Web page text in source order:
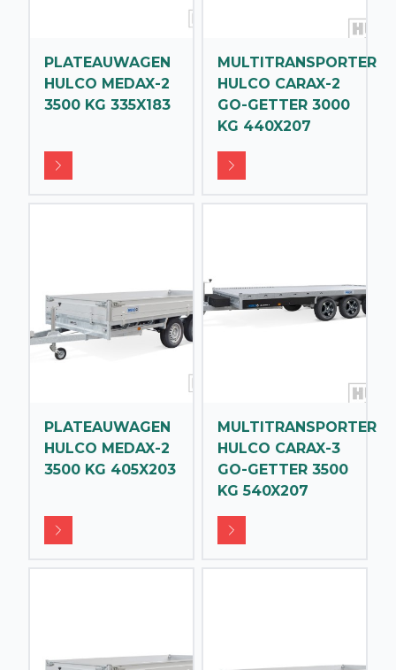
PLATEAUWAGEN
HULCO MEDAX-2
3500 KG 335X183
MULTITRANSPORTER
HULCO CARAX-2
GO-GETTER 3000
KG 440X207
PLATEAUWAGEN
HULCO MEDAX-2
3500 KG 405X203
MULTITRANSPORTER
HULCO CARAX-3
GO-GETTER 3500
KG 540X207